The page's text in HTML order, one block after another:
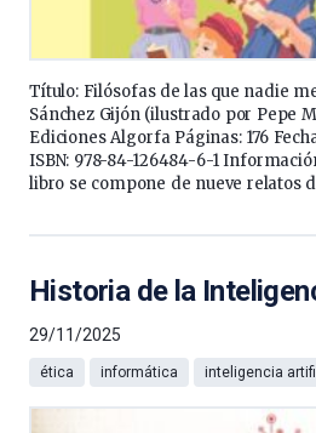
Título: Filósofas de las que nadie
Sánchez Gijón (ilustrado por Pepe
Ediciones Algorfa Páginas: 176
ISBN: 978-84-126484-6-1
libro se compone de nueve relatos
Historia de la
29/11/2025
ética informática inteligencia